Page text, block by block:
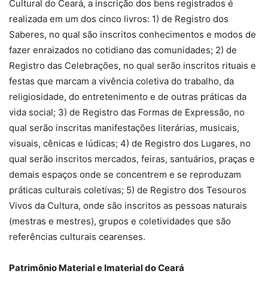
Cultural do Ceará, a inscrição dos bens registrados é
realizada em um dos cinco livros: 1) de Registro dos
Saberes, no qual são inscritos conhecimentos e modos de
fazer enraizados no cotidiano das comunidades; 2) de
Registro das Celebrações, no qual serão inscritos rituais e
festas que marcam a vivência coletiva do trabalho, da
religiosidade, do entretenimento e de outras práticas da
vida social; 3) de Registro das Formas de Expressão, no
qual serão inscritas manifestações literárias, musicais,
visuais, cênicas e lúdicas; 4) de Registro dos Lugares, no
qual serão inscritos mercados, feiras, santuários, praças e
demais espaços onde se concentrem e se reproduzam
práticas culturais coletivas; 5) de Registro dos Tesouros
Vivos da Cultura, onde são inscritos as pessoas naturais
(mestras e mestres), grupos e coletividades que são
referências culturais cearenses.
Patrimônio Material e Imaterial do Ceará